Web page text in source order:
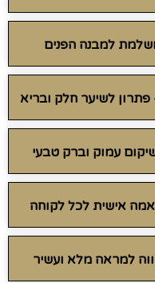
למבנה הפנים
לשיער חלק ובריא
עמוק וברק טבעי
אישית לכל לקוחה
למראה מלא ועשיר